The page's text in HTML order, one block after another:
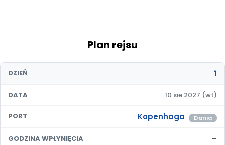
Plan rejsu
DZIEŃ 1
DATA 10 sie 2027 (wt)
PORT Kopenhaga Dania
GODZINA WPŁYNIĘCIA –